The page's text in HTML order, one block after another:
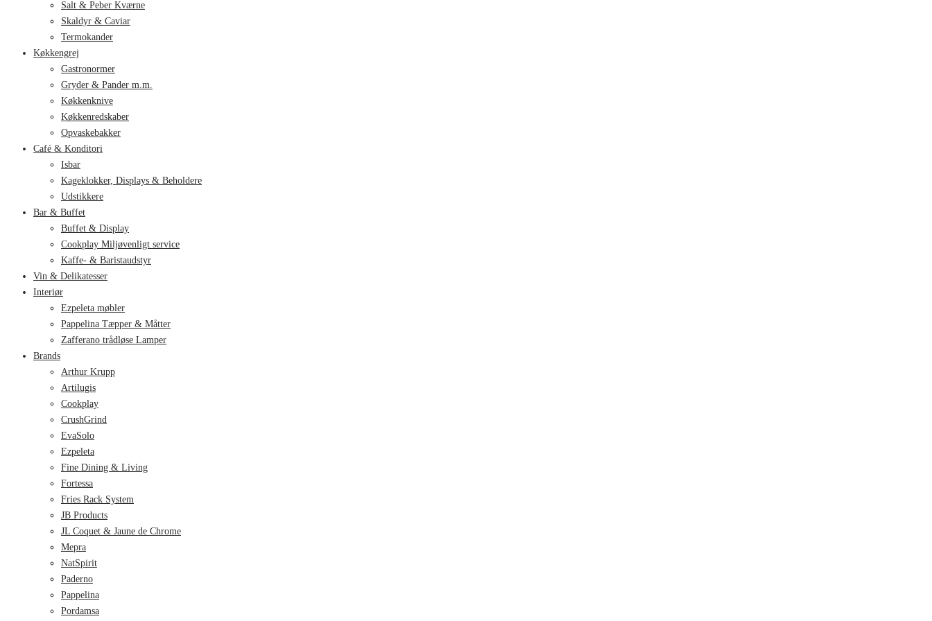
Salt & Peber Kværne
Skaldyr & Caviar
Termokander
Køkkengrej
Gastronormer
Gryder & Pander m.m.
Køkkenknive
Køkkenredskaber
Opvaskebakker
Café & Konditori
Isbar
Kageklokker, Displays & Beholdere
Udstikkere
Bar & Buffet
Buffet & Display
Cookplay Miljøvenligt service
Kaffe- & Baristaudstyr
Vin & Delikatesser
Interiør
Ezpeleta møbler
Pappelina Tæpper & Måtter
Zafferano trådløse Lamper
Brands
Arthur Krupp
Artilugis
Cookplay
CrushGrind
EvaSolo
Ezpeleta
Fine Dining & Living
Fortessa
Fries Rack System
JB Products
JL Coquet & Jaune de Chrome
Mepra
NatSpirit
Paderno
Pappelina
Pordamsa